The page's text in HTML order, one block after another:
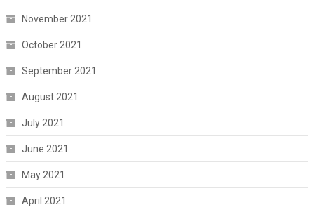
November 2021
October 2021
September 2021
August 2021
July 2021
June 2021
May 2021
April 2021